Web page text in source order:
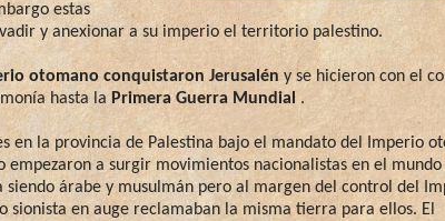
estas
y anexionar a su imperio el territorio palestino.
otomano conquistaron Jerusalény se hicieron con el
hasta la Primera Guerra Mundial .
en la provincia de Palestina bajo el mandato del Imperio
empezaron a surgir movimientos nacionalistas en el
siendo árabe y musulmán pero al margen del control del
sionista en auge reclamaban la misma tierra para ellos. El